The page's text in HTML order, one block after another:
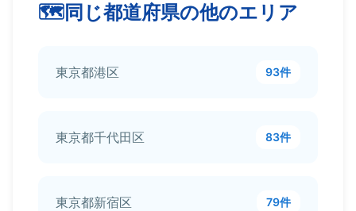
同じ都道府県の他のエリア
東京都港区 93件
東京都千代田区 83件
東京都新宿区 79件